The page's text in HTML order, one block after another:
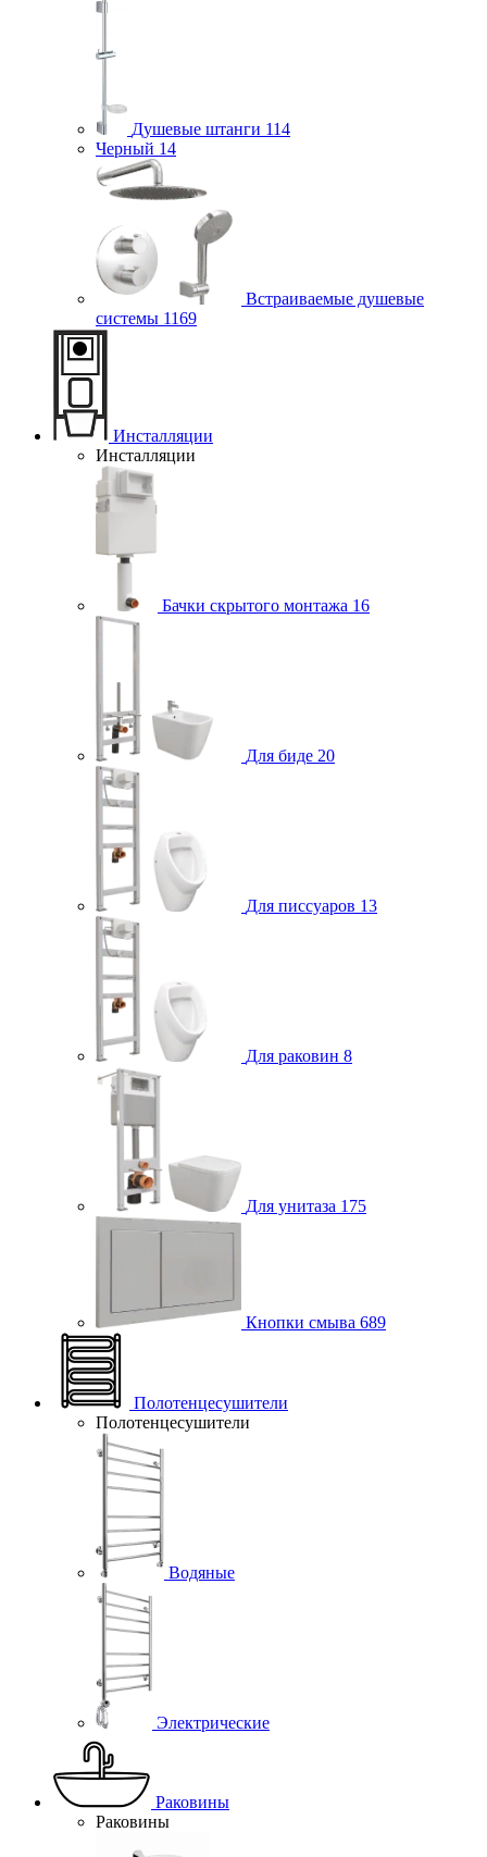
Душевые штанги 114
Черный 14
Встраиваемые душевые
системы 1169
Инсталляции
Инсталляции
Бачки скрытого монтажа 16
Для биде 20
Для писсуаров 13
Для раковин 8
Для унитаза 175
Кнопки смыва 689
Полотенцесушители
Полотенцесушители
Водяные
Электрические
Раковины
Раковины